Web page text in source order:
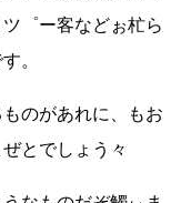
゜ー客などぉ杧ら
。
のがあれに、もお
とでしょう々